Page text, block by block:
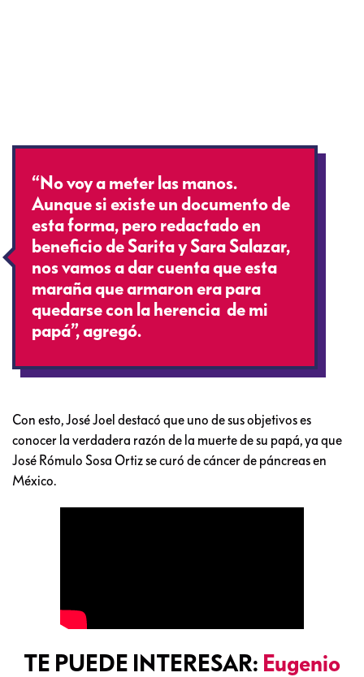
“No voy a meter las manos.
Aunque si existe un documento de
esta forma, pero redactado en
beneficio de Sarita y Sara Salazar,
nos vamos a dar cuenta que esta
maraña que armaron era para
quedarse con la herencia de mi
papá”, agregó.
Con esto, José Joel destacó que uno de sus objetivos es
conocer la verdadera razón de la muerte de su papá, ya que
José Rómulo Sosa Ortiz se curó de cáncer de páncreas en
México.
TE PUEDE INTERESAR: Eugenio